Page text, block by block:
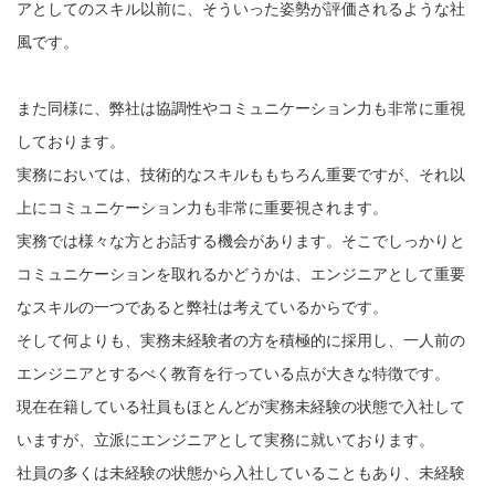
アとしてのスキル以前に、そういった姿勢が評価されるような社
風です。
また同様に、弊社は協調性やコミュニケーション力も非常に重視
しております。
実務においては、技術的なスキルももちろん重要ですが、それ以
上にコミュニケーション力も非常に重要視されます。
実務では様々な方とお話する機会があります。そこでしっかりと
コミュニケーションを取れるかどうかは、エンジニアとして重要
なスキルの一つであると弊社は考えているからです。
そして何よりも、実務未経験者の方を積極的に採用し、一人前の
エンジニアとするべく教育を行っている点が大きな特徴です。
現在在籍している社員もほとんどが実務未経験の状態で入社して
いますが、立派にエンジニアとして実務に就いております。
社員の多くは未経験の状態から入社していることもあり、未経験